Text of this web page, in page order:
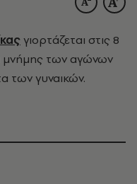
γιορτάζεται στις 8
των αγώνων
των γυναικών.